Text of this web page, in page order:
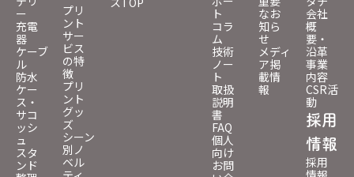
ー
充電
器
ケーブ
ル
防水
ケー
ス・
サコ
ッシ
ュ
スタ
ンド
プリ
ント
サー
ビス
の特
徴
プリ
ント
グッ
ズ
シーン
別ノ
ベル
ト
コラ
ム
技術
ノー
ト
取扱
説明
書
FAQ
個人
向け
お問
なお
知ら
せ
メディ
ア掲
載情
報
会社
概
要・
沿革
事業
内容
CSR活
動
採用
情報
採用